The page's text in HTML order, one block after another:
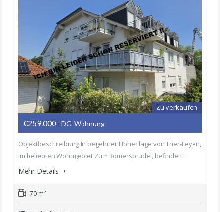
Zu Verkaufen
€259.000 - DG-Wohnung
Objektbeschreibung In begehrter Höhenlage von Trier-Feyen,
im beliebten Wohngebiet Zum Römersprudel, befindet…
Mehr Details
70 m²